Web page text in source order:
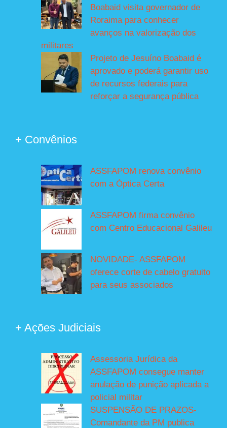
Boabaid visita governador de
Roraima para conhecer
avanços na valorização dos
militares
Projeto de Jesuíno Boabaid é
aprovado e poderá garantir uso
de recursos federais para
reforçar a segurança pública
+ Convênios
ASSFAPOM renova convênio
com a Óptica Certa
ASSFAPOM firma convênio
com Centro Educacional Galileu
NOVIDADE- ASSFAPOM
oferece corte de cabelo gratuito
para seus associados
+ Ações Judiciais
Assessoria Jurídica da
ASSFAPOM consegue manter
anulação de punição aplicada a
policial militar
SUSPENSÃO DE PRAZOS-
Comandante da PM publica